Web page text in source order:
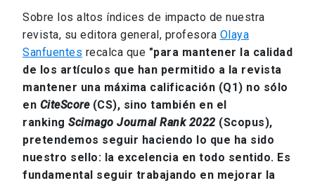
Sobre los altos índices de impacto de nuestra
revista, su editora general, profesora Olaya
Sanfuentes recalca que "para mantener la calidad
de los artículos que han permitido a la revista
mantener una máxima calificación (Q1) no sólo
en CiteScore(CS), sino también en el
ranking Scimago Journal Rank 2022 (Scopus),
pretendemos seguir haciendo lo que ha sido
nuestro sello: la excelencia en todo sentido. Es
fundamental seguir trabajando en mejorar la